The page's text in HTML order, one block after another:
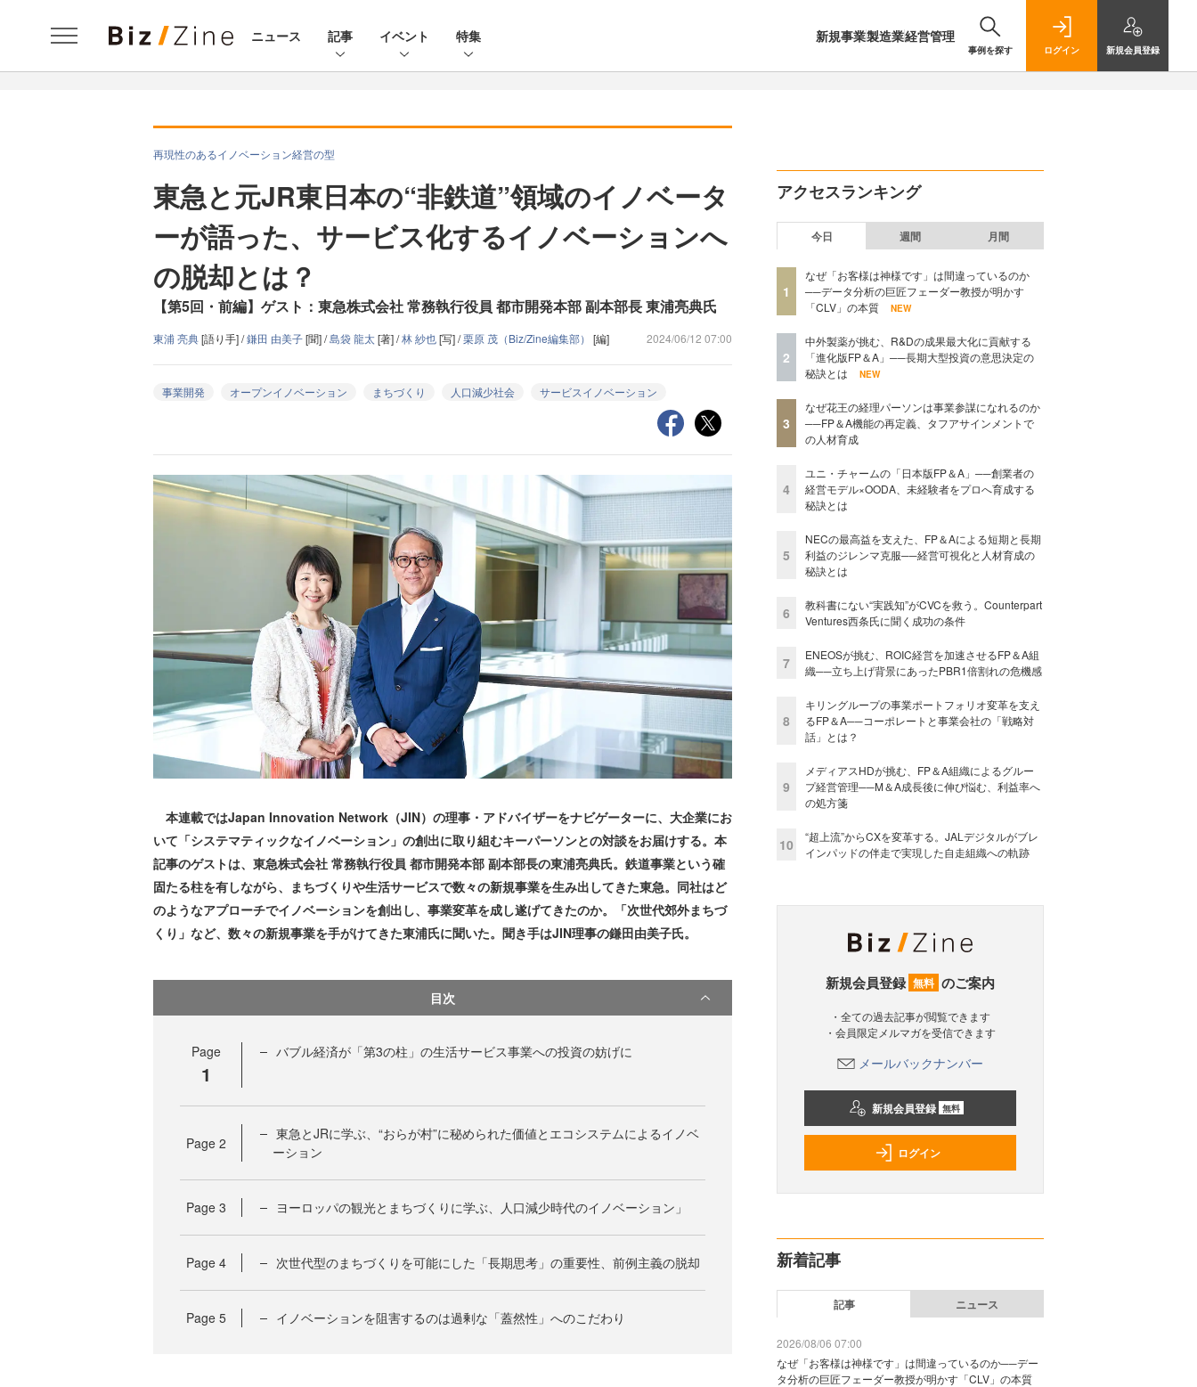
ニュース 記事 イベント 特集 新規事業製造業経営管理
事例を探す ログイン 新規会員登録
再現性のあるイノベーション経営の型
東急と元JR東日本の“非鉄道”領域のイノベータ
ーが語った、サービス化するイノベーションへ
の脱却とは？
【第5回・前編】ゲスト：東急株式会社 常務執行役員 都市開発本部 副本部長 東浦亮典氏
東浦 亮典[語り手] /鎌田 由美子[聞] /島袋 龍太[著] /林 紗也[写] /栗原 茂（Biz/Zine編集部） [編] 2024/06/12 07:00
事業開発 オープンイノベーション まちづくり 人口減少社会 サービスイノベーション
本連載ではJapan Innovation Network（JIN）の理事・アドバイザーをナビゲーターに、大企業にお
いて「システマティックなイノベーション」の創出に取り組むキーパーソンとの対談をお届けする。本
記事のゲストは、東急株式会社 常務執行役員 都市開発本部 副本部長の東浦亮典氏。鉄道事業という確
固たる柱を有しながら、まちづくりや生活サービスで数々の新規事業を生み出してきた東急。同社はど
のようなアプローチでイノベーションを創出し、事業変革を成し遂げてきたのか。「次世代郊外まちづ
くり」など、数々の新規事業を手がけてきた東浦氏に聞いた。聞き手はJIN理事の鎌田由美子氏。
目次
Page
1
バブル経済が「第3の柱」の生活サービス事業への投資の妨げに
Page 2
東急とJRに学ぶ、“おらが村”に秘められた価値とエコシステムによるイノベ
ーション
Page 3 ヨーロッパの観光とまちづくりに学ぶ、人口減少時代のイノベーション」
Page 4 次世代型のまちづくりを可能にした「長期思考」の重要性、前例主義の脱却
Page 5 イノベーションを阻害するのは過剰な「蓋然性」へのこだわり
アクセスランキング
今日 週間 月間
1
なぜ「お客様は神様です」は間違っているのか
──データ分析の巨匠フェーダー教授が明かす
「CLV」の本質
NEW
2
中外製薬が挑む、R&Dの成果最大化に貢献する
「進化版FP＆A」──長期大型投資の意思決定の
秘訣とは
NEW
3
なぜ花王の経理パーソンは事業参謀になれるのか
──FP＆A機能の再定義、タフアサインメントで
の人材育成
4
ユニ・チャームの「日本版FP＆A」──創業者の
経営モデル×OODA、未経験者をプロへ育成する
秘訣とは
5
NECの最高益を支えた、FP＆Aによる短期と長期
利益のジレンマ克服──経営可視化と人材育成の
秘訣とは
6
教科書にない“実践知”がCVCを救う。Counterpart
Ventures西条氏に聞く成功の条件
7
ENEOSが挑む、ROIC経営を加速させるFP＆A組
織──立ち上げ背景にあったPBR1倍割れの危機感
8
キリングループの事業ポートフォリオ変革を支え
るFP＆A──コーポレートと事業会社の「戦略対
話」とは？
9
メディアスHDが挑む、FP＆A組織によるグルー
プ経営管理──M＆A成長後に伸び悩む、利益率へ
の処方箋
10
“超上流”からCXを変革する。JALデジタルがブレ
インパッドの伴走で実現した自走組織への軌跡
新規会員登録 無料 のご案内
・全ての過去記事が閲覧できます
・会員限定メルマガを受信できます
メールバックナンバー
新規会員登録 無料
ログイン
新着記事
記事 ニュース
2026/08/06 07:00
なぜ「お客様は神様です」は間違っているのか──デー
タ分析の巨匠フェーダー教授が明かす「CLV」の本質